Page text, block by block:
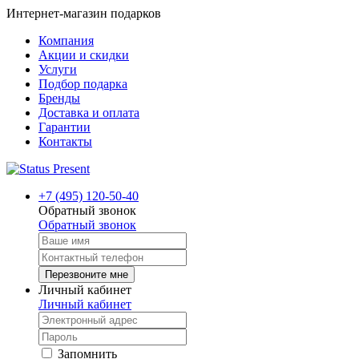
Интернет-магазин подарков
Компания
Акции и скидки
Услуги
Подбор подарка
Бренды
Доставка и оплата
Гарантии
Контакты
+7 (495) 120-50-40
Обратный звонок
Обратный звонок
Перезвоните мне
Личный кабинет
Личный кабинет
Запомнить